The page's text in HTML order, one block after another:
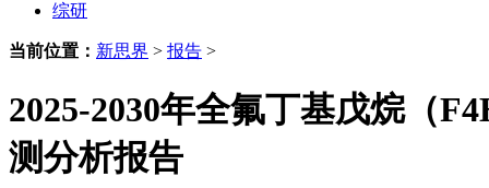
综研
当前位置： 新思界 > 报告 >
2025-2030年全氟丁基戊烷（
测分析报告